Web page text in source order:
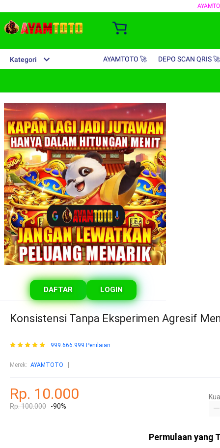
Kategori AYAMTOTO 🚀 DEPO SCAN QRIS 🚀
DAFTAR LOGIN
Konsistensi Tanpa Eksperimen Agresif
999.666.999 Penilaian
Merek: AYAMTOTO
Rp. 10.000
Rp. 100.000 -90%
Permulaan yang